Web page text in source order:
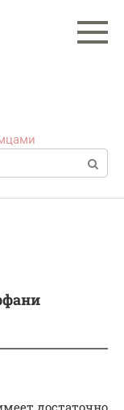
достаточно